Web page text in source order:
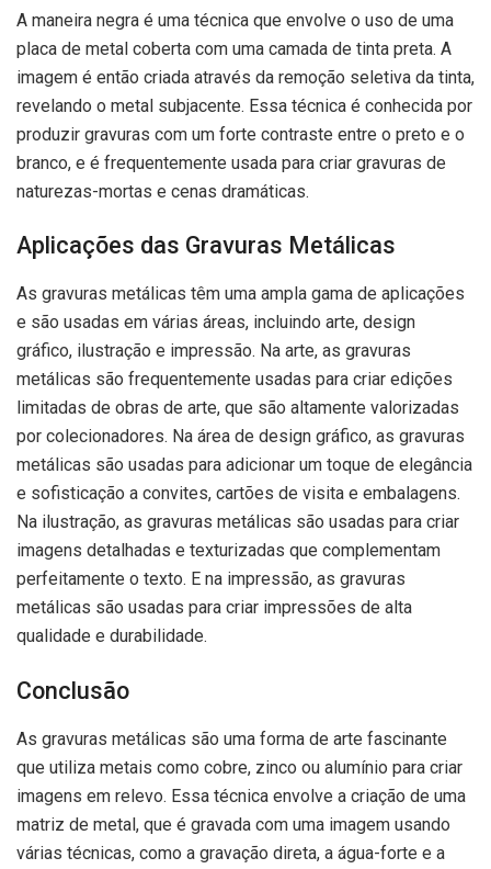
A maneira negra é uma técnica que envolve o uso de uma
placa de metal coberta com uma camada de tinta preta. A
imagem é então criada através da remoção seletiva da tinta,
revelando o metal subjacente. Essa técnica é conhecida por
produzir gravuras com um forte contraste entre o preto e o
branco, e é frequentemente usada para criar gravuras de
naturezas-mortas e cenas dramáticas.
Aplicações das Gravuras Metálicas
As gravuras metálicas têm uma ampla gama de aplicações
e são usadas em várias áreas, incluindo arte, design
gráfico, ilustração e impressão. Na arte, as gravuras
metálicas são frequentemente usadas para criar edições
limitadas de obras de arte, que são altamente valorizadas
por colecionadores. Na área de design gráfico, as gravuras
metálicas são usadas para adicionar um toque de elegância
e sofisticação a convites, cartões de visita e embalagens.
Na ilustração, as gravuras metálicas são usadas para criar
imagens detalhadas e texturizadas que complementam
perfeitamente o texto. E na impressão, as gravuras
metálicas são usadas para criar impressões de alta
qualidade e durabilidade.
Conclusão
As gravuras metálicas são uma forma de arte fascinante
que utiliza metais como cobre, zinco ou alumínio para criar
imagens em relevo. Essa técnica envolve a criação de uma
matriz de metal, que é gravada com uma imagem usando
várias técnicas, como a gravação direta, a água-forte e a